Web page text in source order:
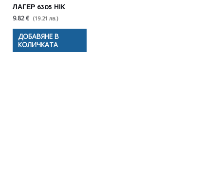
ЛАГЕР 6305 HIK
9.82 € (19.21 лв.)
ДОБАВЯНЕ В
КОЛИЧКАТА